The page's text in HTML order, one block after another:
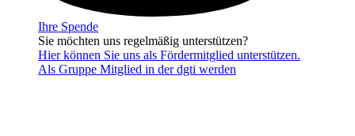
Ihre Spende
Sie möchten uns regelmäßig unterstützen?
Hier können Sie uns als Fördermitglied unterstützen.
Als Gruppe Mitglied in der dgti werden